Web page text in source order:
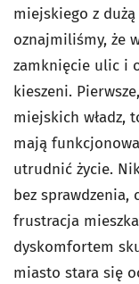
miejskiego z
oznajmiliśmy, że
zamknięcie ulic i
kieszeni.
miejskich władz,
mają
utrudnić życie.
bez sprawdzenia,
frustracja
dyskomfortem
miasto stara się